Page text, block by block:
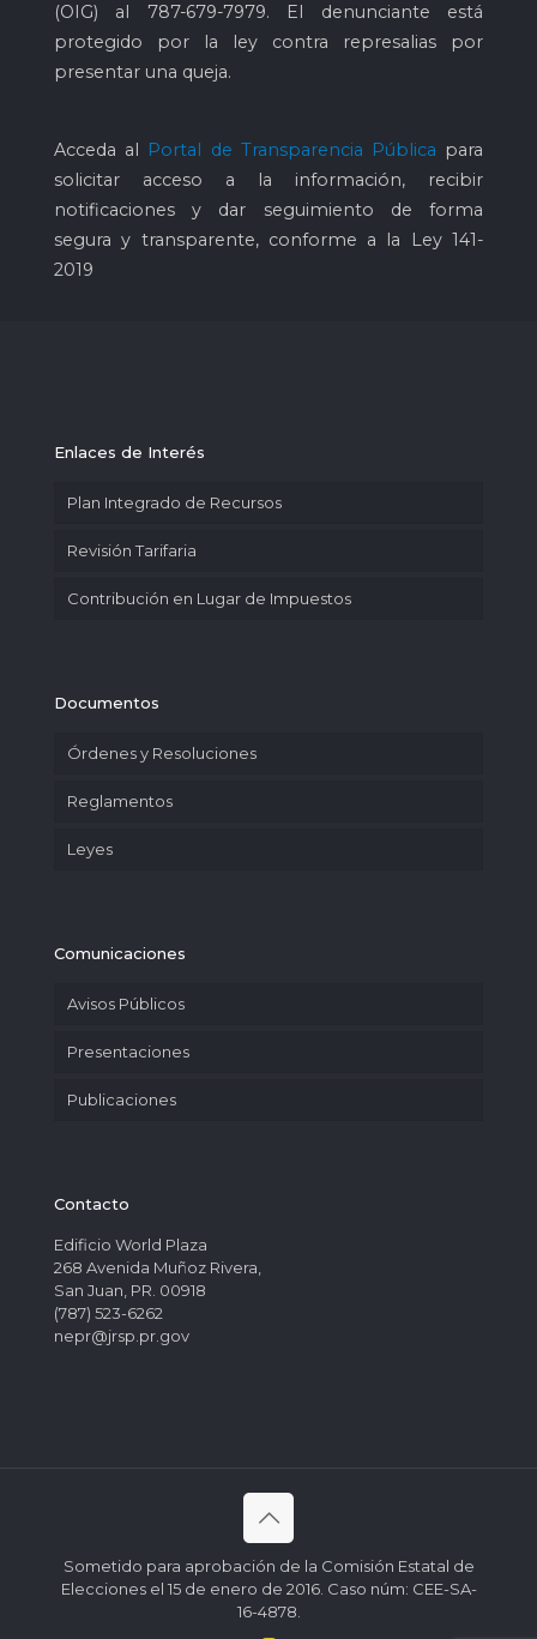
(OIG) al 787-679-7979. El denunciante está
protegido por la ley contra represalias por
presentar una queja.
Acceda al Portal de Transparencia Pública para
solicitar acceso a la información, recibir
notificaciones y dar seguimiento de forma
segura y transparente, conforme a la Ley 141-
2019
Enlaces de Interés
Plan Integrado de Recursos
Revisión Tarifaria
Contribución en Lugar de Impuestos
Documentos
Órdenes y Resoluciones
Reglamentos
Leyes
Comunicaciones
Avisos Públicos
Presentaciones
Publicaciones
Contacto
Edificio World Plaza
268 Avenida Muñoz Rivera,
San Juan, PR. 00918
(787) 523-6262
nepr@jrsp.pr.gov
Sometido para aprobación de la Comisión Estatal de
Elecciones el 15 de enero de 2016. Caso núm: CEE-SA-
16-4878.